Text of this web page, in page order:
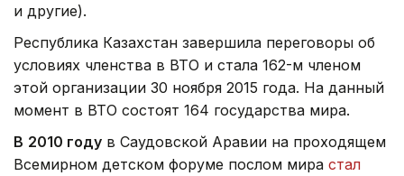
и другие).
Республика Казахстан завершила переговоры об
условиях членства в ВТО и стала 162-м членом
этой организации 30 ноября 2015 года. На данный
момент в ВТО состоят 164 государства мира.
В 2010 году в Саудовской Аравии на проходящем
Всемирном детском форуме послом мира стал